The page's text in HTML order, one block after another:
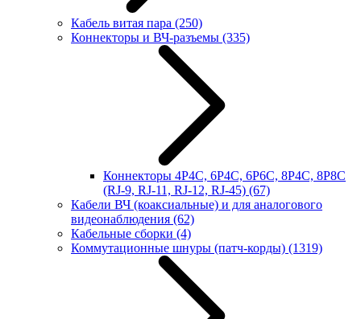
Кабель витая пара (250)
Коннекторы и ВЧ-разъемы (335)
Коннекторы 4P4C, 6P4C, 6P6C, 8P4C, 8P8C
(RJ-9, RJ-11, RJ-12, RJ-45) (67)
Кабели ВЧ (коаксиальные) и для аналогового
видеонаблюдения (62)
Кабельные сборки (4)
Коммутационные шнуры (патч-корды) (1319)